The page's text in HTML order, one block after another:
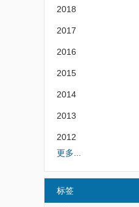
2018
2017
2016
2015
2014
2013
2012
更多...
标签